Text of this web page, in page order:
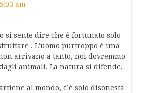
am
si sente dire che è fortunato solo
. L’uomo purtroppo è una
arrivano a tanto, noi dovremmo
animali. La natura si difende,
al mondo, c’è solo disonestà